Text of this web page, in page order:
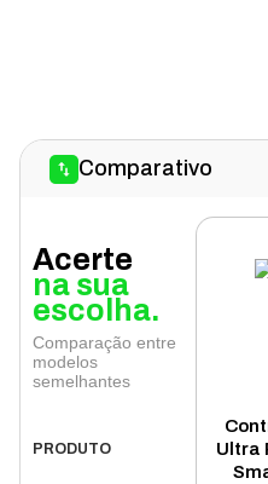
Comparativo
Acerte
na sua
escolha.
Comparação entre
modelos
semelhantes
PRODUTO
Ultra